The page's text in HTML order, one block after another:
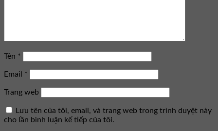
Tên *
Email *
Trang web
Lưu tên của tôi, email, và trang web trong trình duyệt này
cho lần bình luận kế tiếp của tôi.